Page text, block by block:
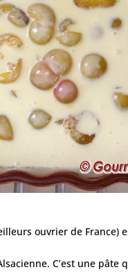
ouvrier de France)
C’est une